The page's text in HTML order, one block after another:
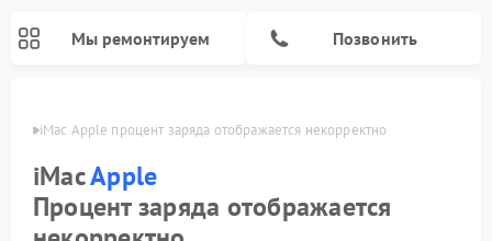
Мы ремонтируем Позвонить
iMac Apple процент заряда отображается некорректно
iMacApple
Процент заряда отображается